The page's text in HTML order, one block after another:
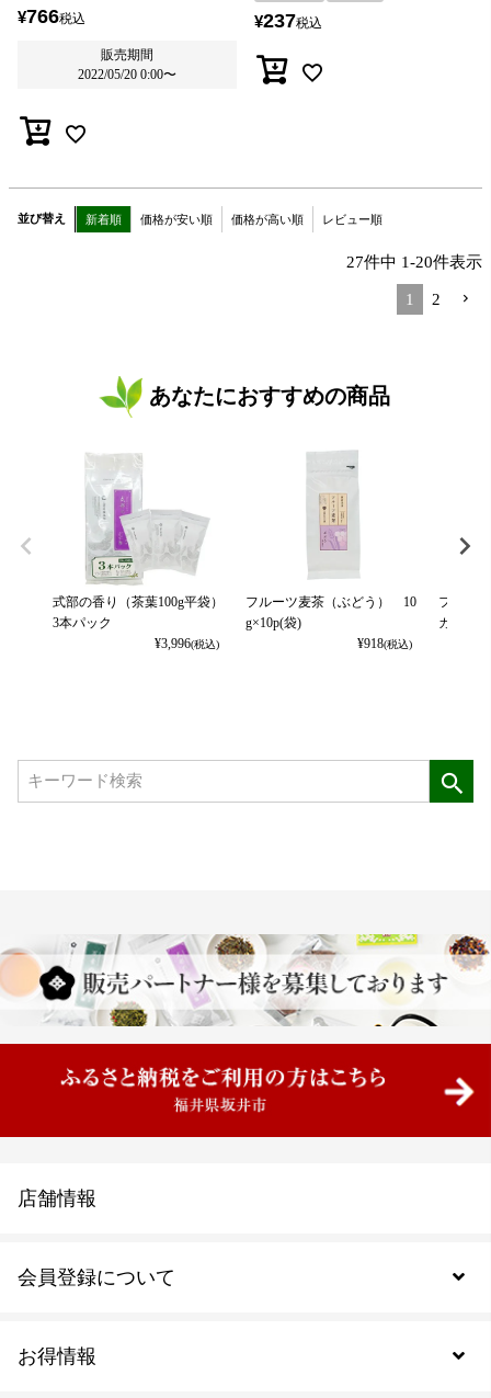
¥766税込
販売期間
2022/05/20 0:00〜
¥237税込
並び替え 新着順 価格が安い順 価格が高い順 レビュー順
27件中 1-20件表示
1 2
あなたにおすすめの商品
式部の香り（茶葉100g平袋）
3本パック
¥3,996(税込)
フルーツ麦茶（ぶどう） 10
g×10p(袋)
¥918(税込)
フルー
カット
お得情報
会員登録について
店舗情報